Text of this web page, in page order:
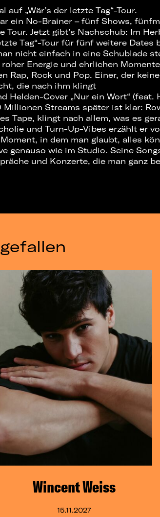
auf „Wär’s der letzte Tag“-Tour.
ein No-Brainer – fünf Shows,
Tour. Jetzt gibt’s Nachschub: Im
Tag“-Tour für fünf weitere Dates
nicht einfach in eine Schublade
Energie und ehrlichen
Rap, Rock und Pop. Einer, der
die nach ihm klingt
Helden-Cover „Nur ein Wort“ (feat.
Streams später ist klar:
Tape, klingt nach allem, was es
und Turn-Up-Vibes erzählt er
in dem man glaubt, alles
genauso wie im Studio. Seine
und Konzerte, die man ganz
Wincent Weiss
15.11.2027